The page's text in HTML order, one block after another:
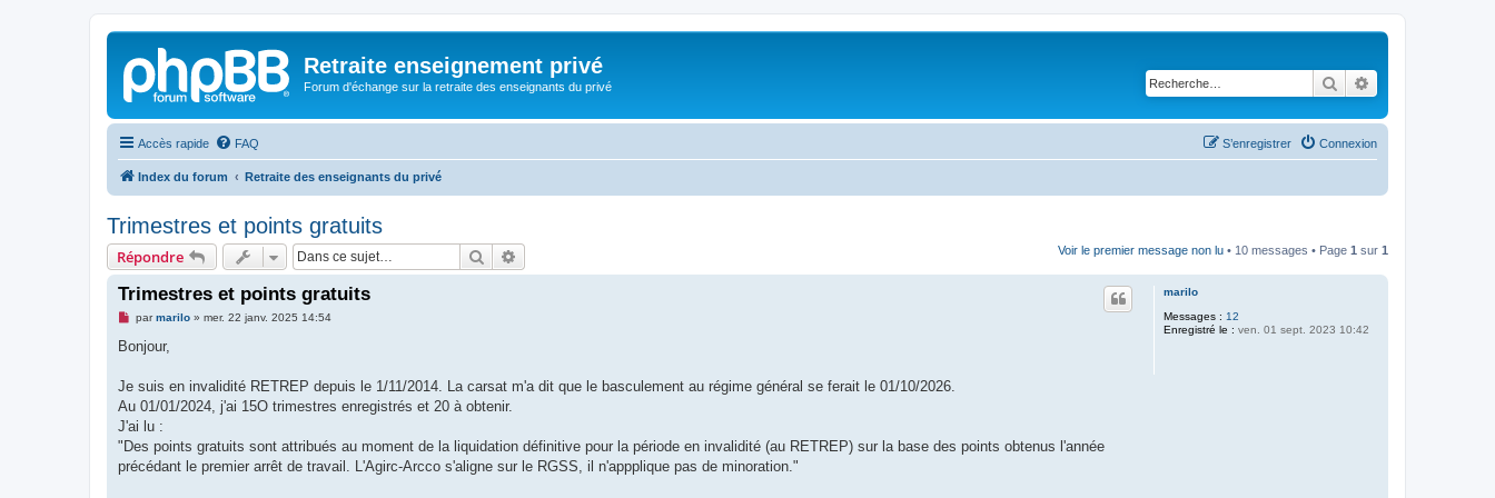
Retraite enseignement privé
Forum d'échange sur la retraite des enseignants du privé Rechercher
Accès rapide FAQ Connexion
S’enregistrer
Index du forum Retraite des enseignants du privé
Trimestres et points gratuits
Répondre Rechercher Voir le premier message non lu • 10 messages • Page 1 sur 1
marilo
Messages : 12
Enregistré le : ven. 01 sept. 2023 10:42
Trimestres et points gratuits
M
s
g
n
o
l
u
parmarilo» mer. 22 janv. 2025 14:54
Bonjour,
Je suis en invalidité RETREP depuis le 1/11/2014. La carsat m'a dit que le basculement au régime général se ferait le 01/10/2026.
Au 01/01/2024, j'ai 15O trimestres enregistrés et 20 à obtenir.
J'ai lu :
"Des points gratuits sont attribués au moment de la liquidation définitive pour la période en invalidité (au RETREP) sur la base des points obtenus l'année
précédant le premier arrêt de travail. L'Agirc-Arcco s'aligne sur le RGSS, il n'appplique pas de minoration."